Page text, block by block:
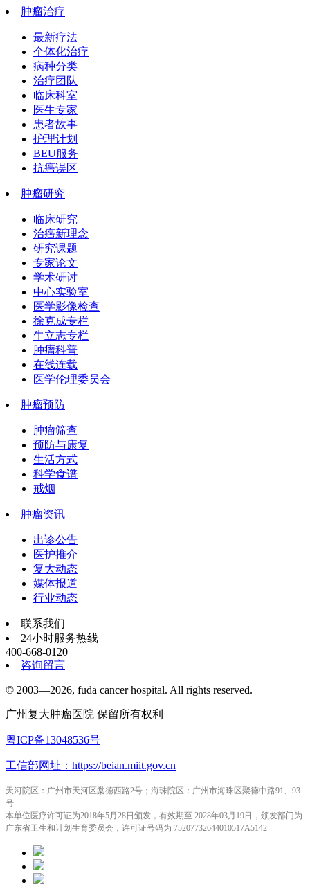
肿瘤治疗
最新疗法
个体化治疗
病种分类
治疗团队
临床科室
医生专家
患者故事
护理计划
BEU服务
抗癌误区
肿瘤研究
临床研究
治癌新理念
研究课题
专家论文
学术研讨
中心实验室
医学影像检查
徐克成专栏
牛立志专栏
肿瘤科普
在线连载
医学伦理委员会
肿瘤预防
肿瘤筛查
预防与康复
生活方式
科学食谱
戒烟
肿瘤资讯
出诊公告
医护推介
复大动态
媒体报道
行业动态
联系我们
24小时服务热线
400-668-0120
咨询留言
© 2003—2026, fuda cancer hospital. All rights reserved.
广州复大肿瘤医院 保留所有权利
粤ICP备13048536号
工信部网址：https://beian.miit.gov.cn
天河院区：广州市天河区棠德西路2号；海珠院区：广州市海珠区聚德中路91、93
号
本单位医疗许可证为2018年5月28日颁发，有效期至 2028年03月19日，颁发部门为
广东省卫生和计划生育委员会，许可证号码为 75207732644010517A5142